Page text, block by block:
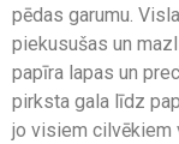
pēdas garumu.
piekusušas un
papīra lapas un
pirksta gala līdz
jo visiem cilvēkiem